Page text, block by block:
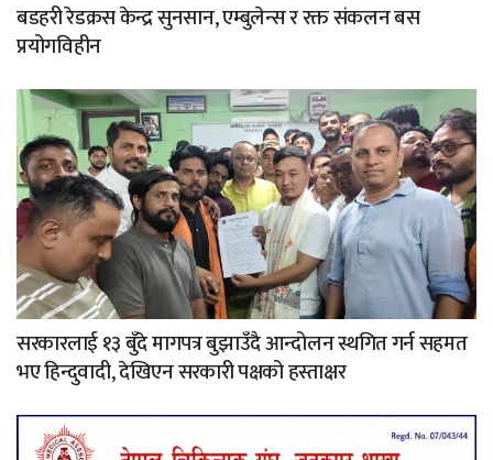
बडहरी रेडक्रस केन्द्र सुनसान, एम्बुलेन्स र रक्त संकलन बस
प्रयोगविहीन
सरकारलाई १३ बुँदे मागपत्र बुझाउँदै आन्दोलन स्थगित गर्न सहमत
भए हिन्दुवादी, देखिएन सरकारी पक्षको हस्ताक्षर